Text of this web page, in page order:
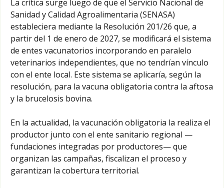
La crítica surge luego de que el Servicio Nacional de
Sanidad y Calidad Agroalimentaria (SENASA)
estableciera mediante la Resolución 201/26 que, a
partir del 1 de enero de 2027, se modificará el sistema
de entes vacunatorios incorporando en paralelo
veterinarios independientes, que no tendrían vínculo
con el ente local. Este sistema se aplicaría, según la
resolución, para la vacuna obligatoria contra la aftosa
y la brucelosis bovina.
En la actualidad, la vacunación obligatoria la realiza el
productor junto con el ente sanitario regional —
fundaciones integradas por productores— que
organizan las campañas, fiscalizan el proceso y
garantizan la cobertura territorial.